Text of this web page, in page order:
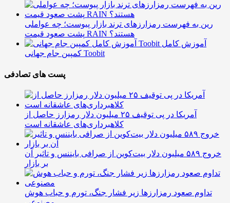
رین به فهرست رمزارزهای ترند بازار پیوست؛ چه عواملی
پشت صعود قیمت RAIN هستند؟
آموزش کامل
کمپین جام جهانی Toobit
پست های تصادفی
آمریکا در پی توقیف ۲۵ میلیون دلار رمزارز حاصل از
کلاهبرداری‌های عاشقانه است
خروج ۵۸۹ میلیون دلار بیت‌کوین از صرافی بایننس و تاثیر آن
بر بازار
تداوم صعود رمزارزها زیر فشار جنگ، تورم و حباب هوش